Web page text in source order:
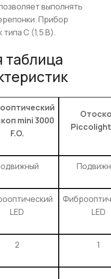
выполнять
Прибор
типа С (1,5 В).
таблица
mini 3000
F.O.
Piccolight
LED
LED
2 1